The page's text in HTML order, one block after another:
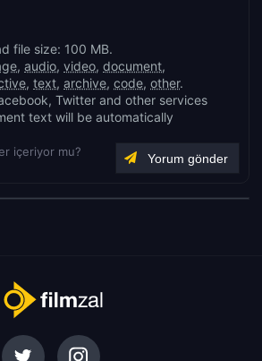
file size: 100 MB.
, audio, video, document,
, text, archive, code, other.
Twitter and other services
text will be automatically
içeriyor mu?